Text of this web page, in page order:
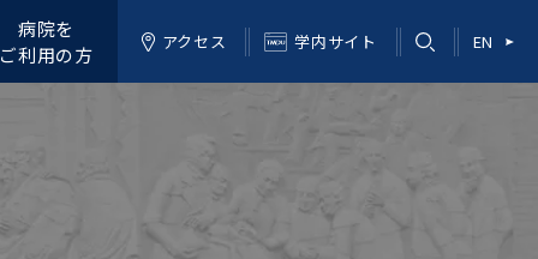
病院を
ご利用の方
アクセス 学内サイト EN